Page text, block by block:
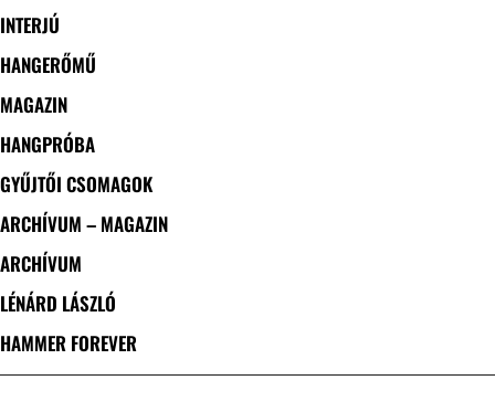
INTERJÚ
HANGERŐMŰ
MAGAZIN
HANGPRÓBA
GYŰJTŐI CSOMAGOK
ARCHÍVUM – MAGAZIN
ARCHÍVUM
LÉNÁRD LÁSZLÓ
HAMMER FOREVER